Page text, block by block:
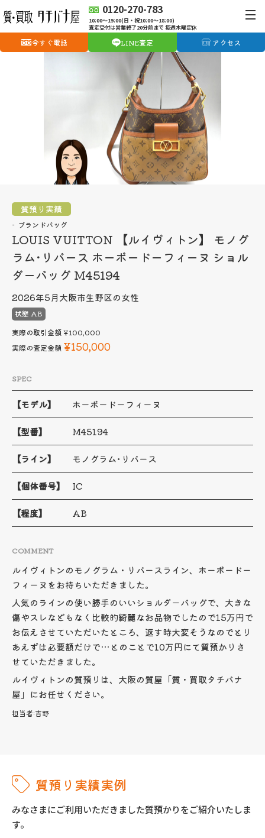
0120-270-783
10:00〜19:00(日・祝10:00〜18:00)
査定受付は営業終了20分前まで 毎週木曜定休
今すぐ電話 LINE査定 アクセス
質預り実績
ブランドバッグ
LOUIS VUITTON 【ルイヴィトン】 モノグ
ラム･リバース ホーボードーフィーヌ ショル
ダーバッグ M45194
2026年5月大阪市生野区の女性
状態 AB
実際の取引金額¥100,000
実際の査定金額 ¥150,000
SPEC
【モデル】 ホーボードーフィーヌ
【型番】 M45194
【ライン】 モノグラム･リバース
【個体番号】 IC
【程度】 AB
COMMENT
ルイヴィトンのモノグラム・リバースライン、ホーボードー
フィーヌをお持ちいただきました。
人気のラインの使い勝手のいいショルダーバッグで、大きな
傷やスレなどもなく比較的綺麗なお品物でしたので15万円で
お伝えさせていただいたところ、返す時大変そうなのでとり
あえずは必要額だけで…とのことで10万円にて質預かりさ
せていただきました。
ルイヴィトンの質預りは、大阪の質屋「質・買取タチバナ
屋」にお任せください。
担当者:吉野
質預り実績実例
みなさまにご利用いただきました質預かりをご紹介いたしま
す。